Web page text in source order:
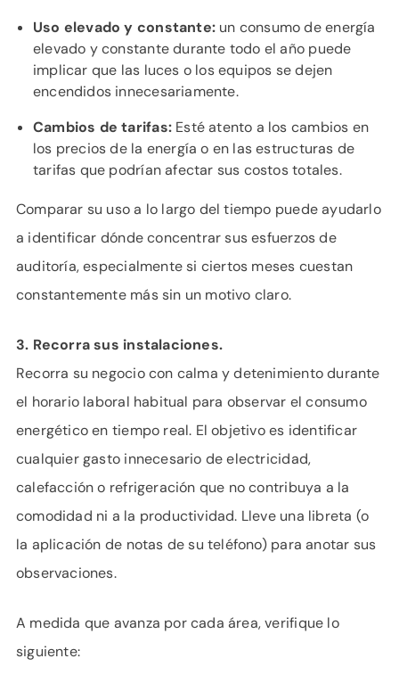
Uso elevado y constante: un consumo de energía
elevado y constante durante todo el año puede
implicar que las luces o los equipos se dejen
encendidos innecesariamente.
Cambios de tarifas:Esté atento a los cambios en
los precios de la energía o en las estructuras de
tarifas que podrían afectar sus costos totales.
Comparar su uso a lo largo del tiempo puede ayudarlo
a identificar dónde concentrar sus esfuerzos de
auditoría, especialmente si ciertos meses cuestan
constantemente más sin un motivo claro.
3. Recorra sus instalaciones.
Recorra su negocio con calma y detenimiento durante
el horario laboral habitual para observar el consumo
energético en tiempo real. El objetivo es identificar
cualquier gasto innecesario de electricidad,
calefacción o refrigeración que no contribuya a la
comodidad ni a la productividad. Lleve una libreta (o
la aplicación de notas de su teléfono) para anotar sus
observaciones.
A medida que avanza por cada área, verifique lo
siguiente: